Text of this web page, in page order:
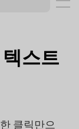
스트
클릭만으